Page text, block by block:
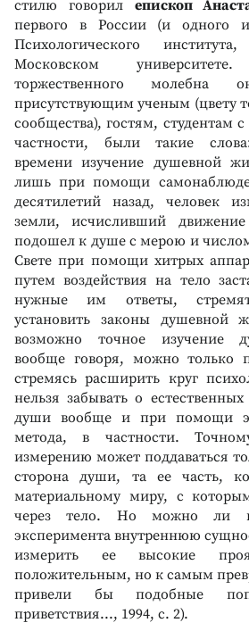
стилю говорил епископ
первого в России (и одного
Психологического
Московском
торжественного молебна
присутствующим ученым (цвету
сообщества), гостям, студентам
частности, были такие
времени изучение душевной
лишь при помощи
десятилетий назад, человек
земли, исчисливший
подошел к душе с мерою и
Свете при помощи хитрых
путем воздействия на тело
нужные им ответы,
установить законы душевной
возможно точное изучение
вообще говоря, можно только
стремясь расширить круг
нельзя забывать о
души вообще и при помощи
метода, в частности.
измерению может поддаваться
сторона души, та ее часть,
материальному миру, с
через тело. Но можно ли
эксперимента внутреннюю
измерить ее высокие
положительным, но к самым
привели бы подобные
приветствия..., 1994, с. 2).